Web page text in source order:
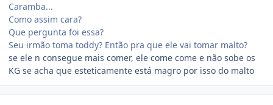
Caramba...
Como assim cara?
Que pergunta foi essa?
Seu irmão toma toddy? Então pra que ele vai tomar malto?
se ele n consegue mais comer, ele come come e não sobe os
KG se acha que esteticamente está magro por isso do malto